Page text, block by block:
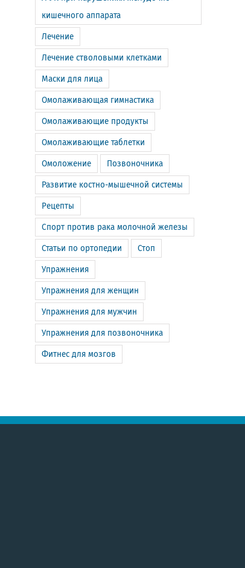
кишечного аппарата
Лечение
Лечение стволовыми клетками
Маски для лица
Омолаживающая гимнастика
Омолаживающие продукты
Омолаживающие таблетки
Омоложение Позвоночника
Развитие костно-мышечной системы
Рецепты
Спорт против рака молочной железы
Статьи по ортопедии Стоп
Упражнения
Упражнения для женщин
Упражнения для мужчин
Упражнения для позвоночника
Фитнес для мозгов